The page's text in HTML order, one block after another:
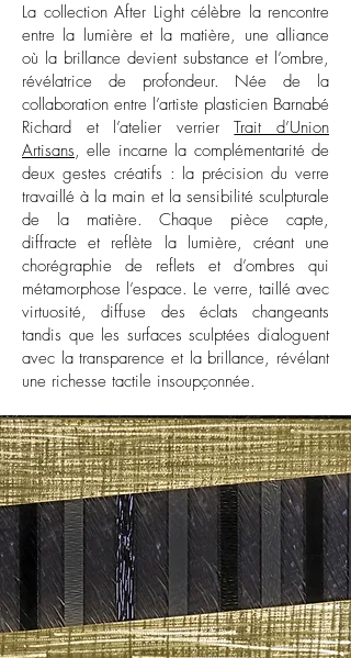
La collection After Light célèbre la rencontre
entre la lumière et la matière, une alliance
où la brillance devient substance et l’ombre,
révélatrice de profondeur. Née de la
collaboration entre l’artiste plasticien Barnabé
Richard et l’atelier verrierTrait d’Union
Artisans, elle incarne la complémentarité de
deux gestes créatifs : la précision du verre
travaillé à la main et la sensibilité sculpturale
de la matière. Chaque pièce capte,
diffracte et reflète la lumière, créant une
chorégraphie de reflets et d’ombres qui
métamorphose l’espace. Le verre, taillé avec
virtuosité, diffuse des éclats changeants
tandis que les surfaces sculptées dialoguent
avec la transparence et la brillance, révélant
une richesse tactile insoupçonnée.